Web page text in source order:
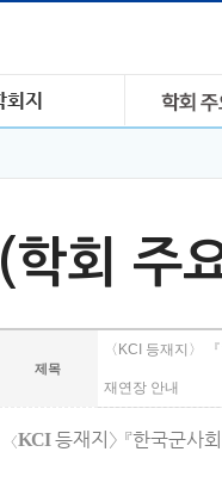
(학회 주
제목
〈KCI 등재지〉
재연장 안내
〈KCI등재지 〉 『한국군사